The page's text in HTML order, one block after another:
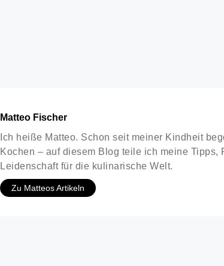
Matteo Fischer
Ich heiße Matteo. Schon seit meiner Kindheit
Kochen – auf diesem Blog teile ich meine Tipps,
Leidenschaft für die kulinarische Welt.
Zu Matteos Artikeln